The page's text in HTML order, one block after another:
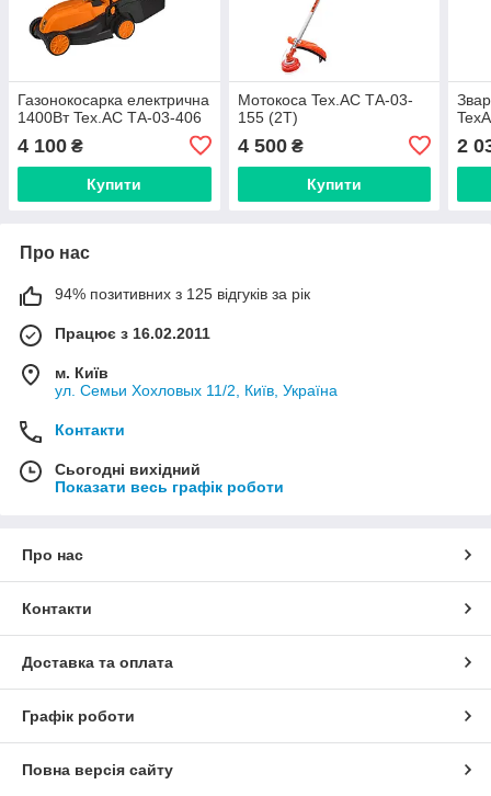
Газонокосарка електрична
1400Вт Tex.AC ТА-03-406
4 100 ₴
Купити
Мотокоса Tex.AC ТА-03-
155 (2Т)
4 500₴
Купити
2
Про нас
94% позитивних з 125 відгуків за рік
Працює з 16.02.2011
м. Київ
ул. Семьи Хохловых 11/2, Київ, Україна
Контакти
Сьогодні вихідний
Показати весь графік роботи
Про нас
Контакти
Доставка та оплата
Графік роботи
Повна версія сайту